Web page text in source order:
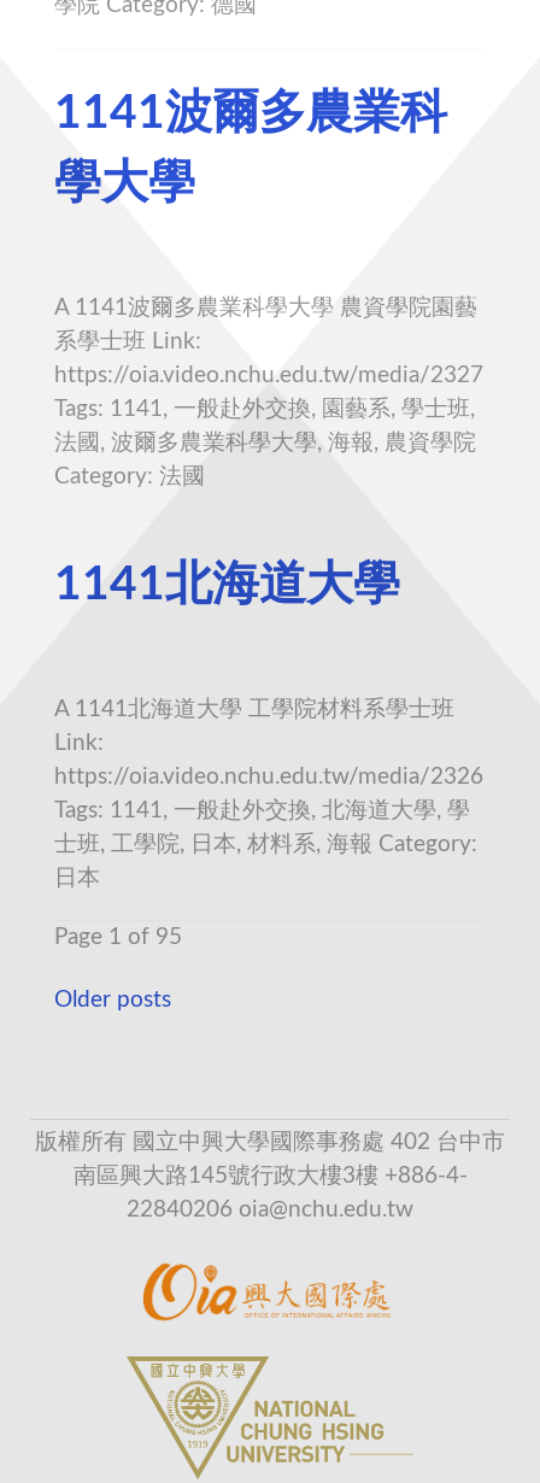
學院 Category: 德國
1141波爾多農業科
學大學
A 1141波爾多農業科學大學 農資學院園藝
系學士班 Link:
https://oia.video.nchu.edu.tw/media/2327
Tags: 1141, 一般赴外交換, 園藝系, 學士班,
法國, 波爾多農業科學大學, 海報, 農資學院
Category: 法國
1141北海道大學
A 1141北海道大學 工學院材料系學士班
Link:
https://oia.video.nchu.edu.tw/media/2326
Tags: 1141, 一般赴外交換, 北海道大學, 學
士班, 工學院, 日本, 材料系, 海報 Category:
日本
Page 1 of 95
Older posts
版權所有 國立中興大學國際事務處 402 台中市
南區興大路145號行政大樓3樓 +886-4-
22840206 oia@nchu.edu.tw